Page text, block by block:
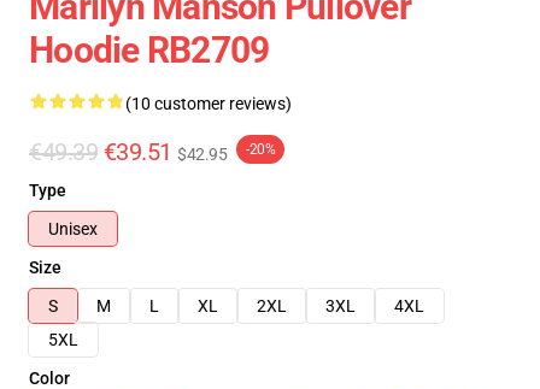
Hoodie RB2709
(10 customer reviews)
€49.39 €39.51 $42.95 -20%
Type
Unisex
Size
S
M L XL 2XL 3XL
4XL
5XL
Color